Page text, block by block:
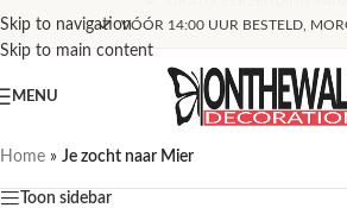
Skip to navigation
Skip to main content
VÓÓR 14:00 UUR BESTELD,
MENU
Home » Je zocht naar Mier
Toon sidebar